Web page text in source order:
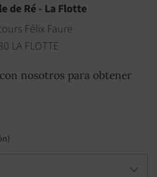
de Ré - La Flotte
Félix Faure
LA FLOTTE
nosotros para obtener